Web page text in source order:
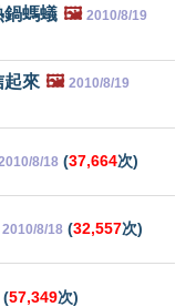
鍋螞蟻 🖼️ 2010/8/19
起來 🖼️ 2010/8/19
8/18 (37,664次)
2010/8/18 (32,557次)
(57,349次)